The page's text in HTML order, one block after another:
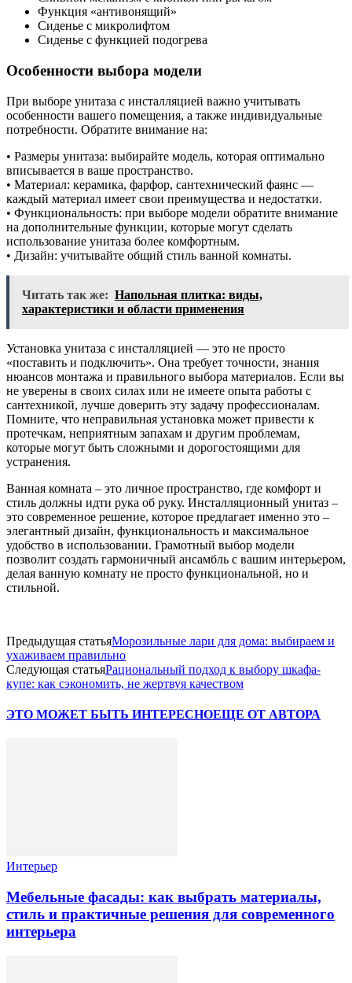
Функция «антивонящий»
Сиденье с микролифтом
Сиденье с функцией подогрева
Особенности выбора модели
При выборе унитаза с инсталляцией важно учитывать
особенности вашего помещения, а также индивидуальные
потребности. Обратите внимание на:
• Размеры унитаза: выбирайте модель, которая оптимально
вписывается в ваше пространство.
• Материал: керамика, фарфор, сантехнический фаянс —
каждый материал имеет свои преимущества и недостатки.
• Функциональность: при выборе модели обратите внимание
на дополнительные функции, которые могут сделать
использование унитаза более комфортным.
• Дизайн: учитывайте общий стиль ванной комнаты.
Читать так же: Напольная плитка: виды,
характеристики и области применения
Установка унитаза с инсталляцией — это не просто
«поставить и подключить». Она требует точности, знания
нюансов монтажа и правильного выбора материалов. Если вы
не уверены в своих силах или не имеете опыта работы с
сантехникой, лучше доверить эту задачу профессионалам.
Помните, что неправильная установка может привести к
протечкам, неприятным запахам и другим проблемам,
которые могут быть сложными и дорогостоящими для
устранения.
Ванная комната – это личное пространство, где комфорт и
стиль должны идти рука об руку. Инсталляционный унитаз –
это современное решение, которое предлагает именно это –
элегантный дизайн, функциональность и максимальное
удобство в использовании. Грамотный выбор модели
позволит создать гармоничный ансамбль с вашим интерьером,
делая ванную комнату не просто функциональной, но и
стильной.
Предыдущая статьяМорозильные лари для дома: выбираем и
ухаживаем правильно
Следующая статьяРациональный подход к выбору шкафа-
купе: как сэкономить, не жертвуя качеством
ЭТО МОЖЕТ БЫТЬ ИНТЕРЕСНОЕЩЕ ОТ АВТОРА
Интерьер
Мебельные фасады: как выбрать материалы,
стиль и практичные решения для современного
интерьера